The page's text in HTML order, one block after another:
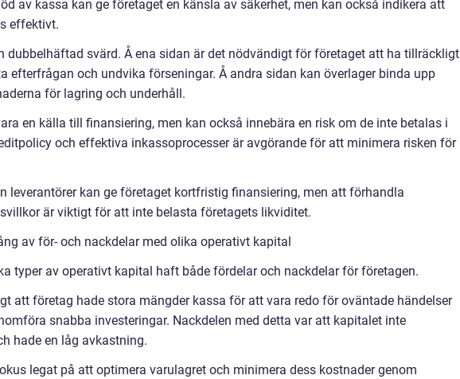
av kassa kan ge företaget en känsla av säkerhet, men kan också indikera att
effektivt.
dubbelhäftad svärd. Å ena sidan är det nödvändigt för företaget att ha tillräckligt
efterfrågan och undvika förseningar. Å andra sidan kan överlager binda upp
för lagring och underhåll.
en källa till finansiering, men kan också innebära en risk om de inte betalas i
och effektiva inkassoprocesser är avgörande för att minimera risken för
leverantörer kan ge företaget kortfristig finansiering, men att förhandla
är viktigt för att inte belasta företagets likviditet.
av för- och nackdelar med olika operativt kapital
typer av operativt kapital haft både fördelar och nackdelar för företagen.
att företag hade stora mängder kassa för att vara redo för oväntade händelser
snabba investeringar. Nackdelen med detta var att kapitalet inte
hade en låg avkastning.
legat på att optimera varulagret och minimera dess kostnader genom